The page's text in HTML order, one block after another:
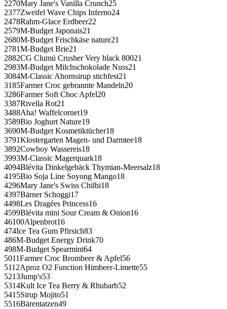
2270Mary Jane's Vanilla Crunch25
2377Zweifel Wave Chips Inferno24
2478Rahm-Glace Erdbeer22
2579M-Budget Japonais21
2680M-Budget Frischkäse nature21
2781M-Budget Brie21
2882CG Clumü Crusher Very black 80021
2983M-Budget Milchschokolade Nuss21
3084M-Classic Ahornsirup stichfest21
3185Farmer Croc gebrannte Mandeln20
3286Farmer Soft Choc Apfel20
3387Rivella Rot21
3488Aha! Waffelcornet19
3589Bio Joghurt Nature19
3690M-Budget Kosmetiktücher18
3791Klostergarten Magen- und Darmtee18
3892Cowboy Wassereis18
3993M-Classic Magerquark18
4094Blévita Dinkelgebäck Thymian-Meersalz18
4195Bio Soja Line Soyong Mango18
4296Mary Jane's Swiss Chilbi18
4397Bärner Schoggi17
4498Les Dragées Princess16
4599Blévita mini Sour Cream & Onion16
46100Alpenbrot16
474Ice Tea Gum Pfirsich83
486M-Budget Energy Drink70
498M-Budget Spearmint64
5011Farmer Croc Brombeer & Apfel56
5112Aproz O2 Function Himbeer-Limette55
5213Jump's53
5314Kult Ice Tea Berry & Rhubarb52
5415Sirup Mojito51
5516Bärentatzen49